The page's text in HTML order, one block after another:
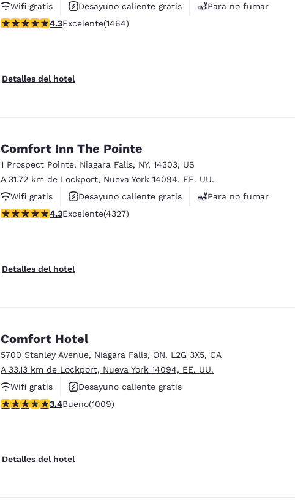
Wifi gratis
Desayuno caliente gratis
Para no fumar
Calificación de 4.35 estrellas. Excelente. 1464 reseñas
4.3Excelente(1464)
Detalles del hotel
Comfort Inn The Pointe
1 Prospect Pointe, Niagara Falls, NY, 14303, US
A 31.72 km de Lockport, Nueva York 14094, EE. UU.
Wifi gratis
Desayuno caliente gratis
Para no fumar
Calificación de 4.3 estrellas. Excelente. 4327 reseñas
4.3Excelente(4327)
Detalles del hotel
Comfort Hotel
5700 Stanley Avenue, Niagara Falls, ON, L2G 3X5, CA
A 33.13 km de Lockport, Nueva York 14094, EE. UU.
Wifi gratis
Desayuno caliente gratis
Hoteles que aceptan mascotas
Calificación de 3.4 estrellas. Bueno. 1009 reseñas
3.4Bueno(1009)
Detalles del hotel